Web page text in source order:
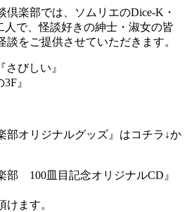
倶楽部では、ソムリエのDice-K・
人で、怪談好きの紳士・淑女の皆
談をご提供させていただきます。
びしい』
』
部オリジナルグッズ』はコチラ↓か
部 100皿目記念オリジナルCD』
けます。